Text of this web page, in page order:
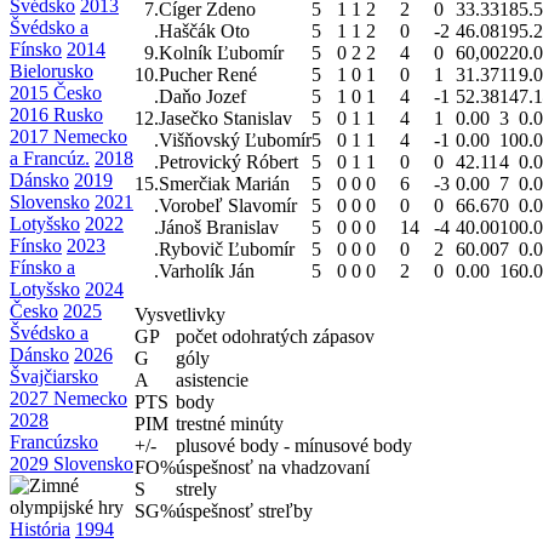
Švédsko 2013
Švédsko a
Fínsko 2014
Bielorusko
2015 Česko
2016 Rusko
2017 Nemecko
a Francúz. 2018
Dánsko 2019
Slovensko 2021
Lotyšsko 2022
Fínsko 2023
Fínsko a
Lotyšsko 2024
Česko 2025
Švédsko a
Dánsko 2026
Švajčiarsko
2027 Nemecko
2028
Francúzsko
2029 Slovensko
História 1994
7.Cíger Zdeno 5 1 1 2 2 0 33.3318
.Haščák Oto 5 1 1 2 0 -2 46.0819
9.Kolník Ľubomír 5 0 2 2 4 0 60,0022
10.Pucher René 5 1 0 1 0 1 31.3711
.Daňo Jozef 5 1 0 1 4 -1 52.3814
12.Jasečko Stanislav 5 0 1 1 4 1 0.00 3
.Višňovský Ľubomír5 0 1 1 4 -1 0.00 10
.Petrovický Róbert 5 0 1 1 0 0 42.11 4
15.Smerčiak Marián 5 0 0 0 6 -3 0.00 7
.Vorobeľ Slavomír 5 0 0 0 0 0 66.670
.Jánoš Branislav 5 0 0 0 14 -4 40.0010
.Rybovič Ľubomír 5 0 0 0 0 2 60.007
.Varholík Ján 5 0 0 0 2 0 0.00 16
Vysvetlivky
GP
počet odohratých zápasov
G
góly
A
asistencie
PTS body
PIM trestné minúty
+/-
plusové body - mínusové body
FO%úspešnosť na vhadzovaní
S
strely
SG%úspešnosť streľby